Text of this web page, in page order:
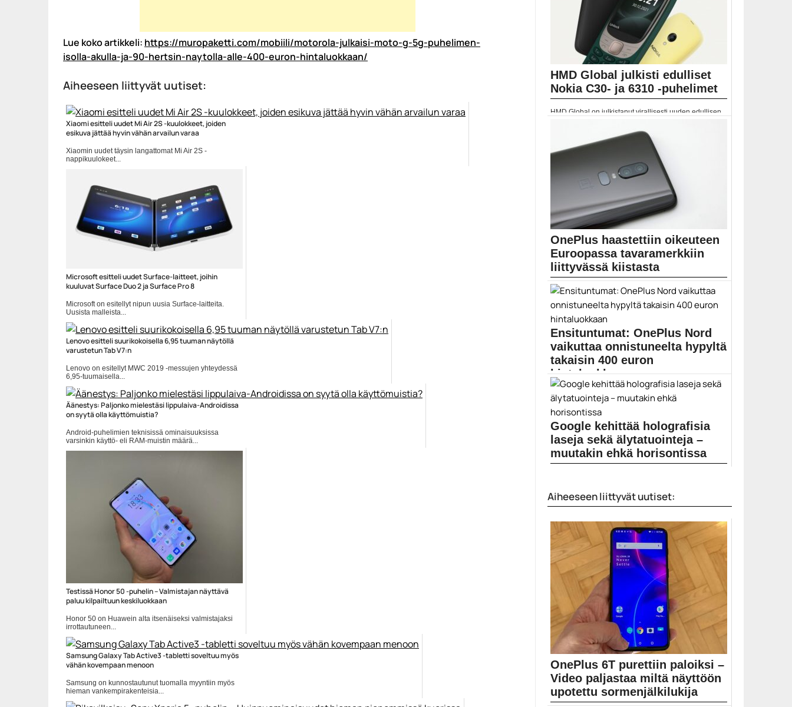
Lue koko artikkeli: https://muropaketti.com/mobiili/motorola-julkaisi-moto-g-5g-puhelimen-
isolla-akulla-ja-90-hertsin-naytolla-alle-400-euron-hintaluokkaan/
Aiheeseen liittyvät uutiset:
Xiaomi esitteli uudet Mi Air 2S -kuulokkeet, joiden
esikuva jättää hyvin vähän arvailun varaa
Xiaomin uudet täysin langattomat Mi Air 2S -
nappikuulokeet...
Microsoft esitteli uudet Surface-laitteet, joihin
kuuluvat Surface Duo 2 ja Surface Pro 8
Microsoft on esitellyt nipun uusia Surface-laitteita.
Uusista malleista...
Microsoft
Lenovo esitteli suurikokoisella 6,95 tuuman näytöllä
varustetun Tab V7:n
Lenovo on esitellyt MWC 2019 -messujen yhteydessä
6,95-tuumaisella...
Lenovo
Äänestys: Paljonko mielestäsi lippulaiva-Androidissa
on syytä olla käyttömuistia?
Android-puhelimien teknisissä ominaisuuksissa
varsinkin käyttö- eli RAM-muistin määrä...
Mobiili
Testissä Honor 50 -puhelin – Valmistajan näyttävä
paluu kilpailtuun keskiluokkaan
Honor 50 on Huawein alta itsenäiseksi valmistajaksi
irrottautuneen...
Honor
Samsung Galaxy Tab Active3 -tabletti soveltuu myös
vähän kovempaan menoon
Samsung on kunnostautunut tuomalla myyntiin myös
hieman vankempirakenteisia...
IP68
HMD Global julkisti edulliset
Nokia C30- ja 6310 -puhelimet
HMD Global on julkistanut virallisesti uuden edullisen
OnePlus haastettiin oikeuteen
Euroopassa tavaramerkkiin
liittyvässä kiistasta
Kuulokkeita ja muita audiotuotteita valmistava Bragi on
liittyvässä kiistassa. Audiotuotteista tunnettu Bragi
valmistaa muun muassa langattomia Dash-nimisiä
kuulokkeita, joita voi Applen AirPo… ...
bragi
Ensituntumat: OnePlus Nord
vaikuttaa onnistuneelta hypyltä
takaisin 400 euron
hintaluokkaan
OnePlus -puhelimien hinnat ovat vuosien varrella
nousseet muiden...
Mobiili
Google kehittää holografisia
laseja sekä älytatuointeja –
muutakin ehkä horisontissa
Google
Aiheeseen liittyvät uutiset:
OnePlus 6T purettiin paloiksi –
Video paljastaa miltä näyttöön
upotettu sormenjälkilukija